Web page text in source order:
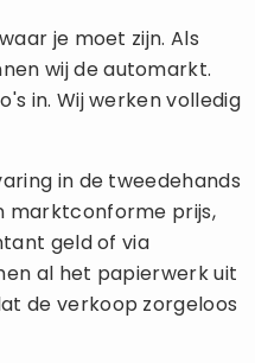
je moet zijn. Als
wij de automarkt.
in. Wij werken volledig
in de tweedehands
marktconforme prijs,
geld of via
al het papierwerk uit
de verkoop zorgeloos